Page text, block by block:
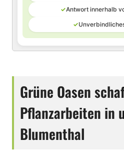
✓Antwort innerhalb
✓
Grüne Oasen
Pflanzarbeiten in
Blumenthal